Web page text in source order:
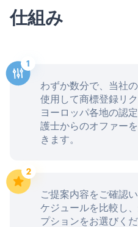
仕組み
わずか数分で、当社
使用して商標登録リ
ヨーロッパ各地の認
護士からのオファー
きます。
ご提案内容をご確認
ケジュールを比較し
プションをお選びく